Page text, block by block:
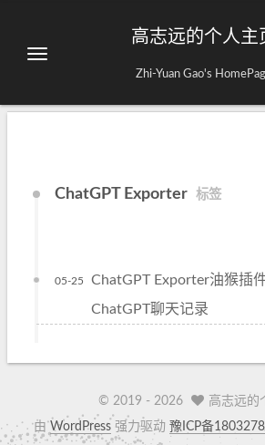
高志远的个人主
Zhi-Yuan Gao's
ChatGPT Exporter 标签
ChatGPT Exporter油猴插
ChatGPT聊天记录
05-25
© 2019 - 2026
高志远的
由 WordPress 强力驱动 豫ICP备